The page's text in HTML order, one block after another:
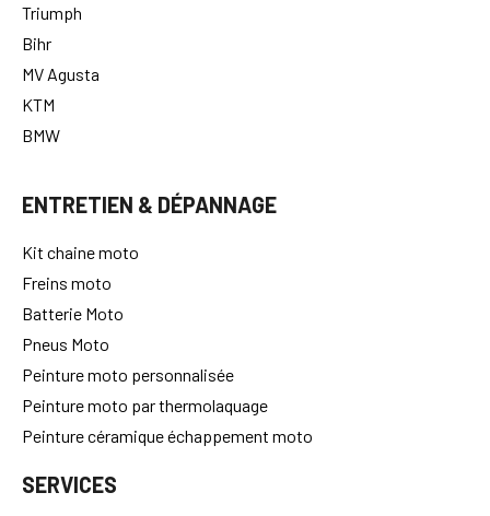
Triumph
Bihr
MV Agusta
KTM
BMW
ENTRETIEN & DÉPANNAGE
Kit chaine moto
Freins moto
Batterie Moto
Pneus Moto
Peinture moto personnalisée
Peinture moto par thermolaquage
Peinture céramique échappement moto
SERVICES